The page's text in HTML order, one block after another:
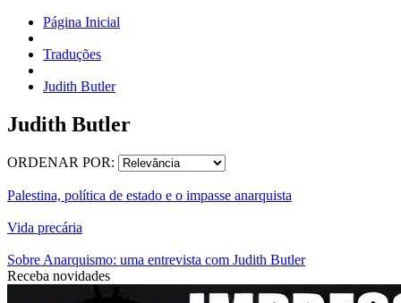
Página Inicial
Traduções
Judith Butler
Judith Butler
ORDENAR POR:
Palestina, política de estado e o impasse anarquista
Vida precária
Sobre Anarquismo: uma entrevista com Judith Butler
Receba novidades